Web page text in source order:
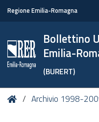
Regione Emilia-Romagna
Bollettino
Emilia-
(BURERT)
Tu HomeArchivio 1998-